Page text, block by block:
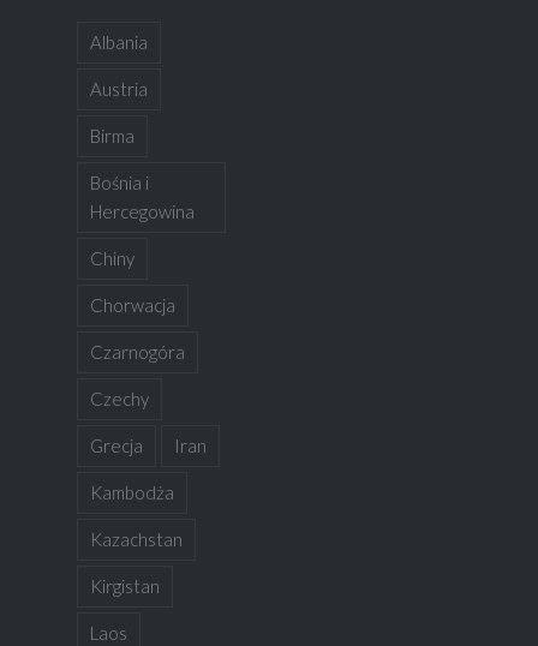
Albania
Austria
Birma
Bośnia i
Hercegowina
Chiny
Chorwacja
Czarnogóra
Czechy
Grecja Iran
Kambodża
Kazachstan
Kirgistan
Laos